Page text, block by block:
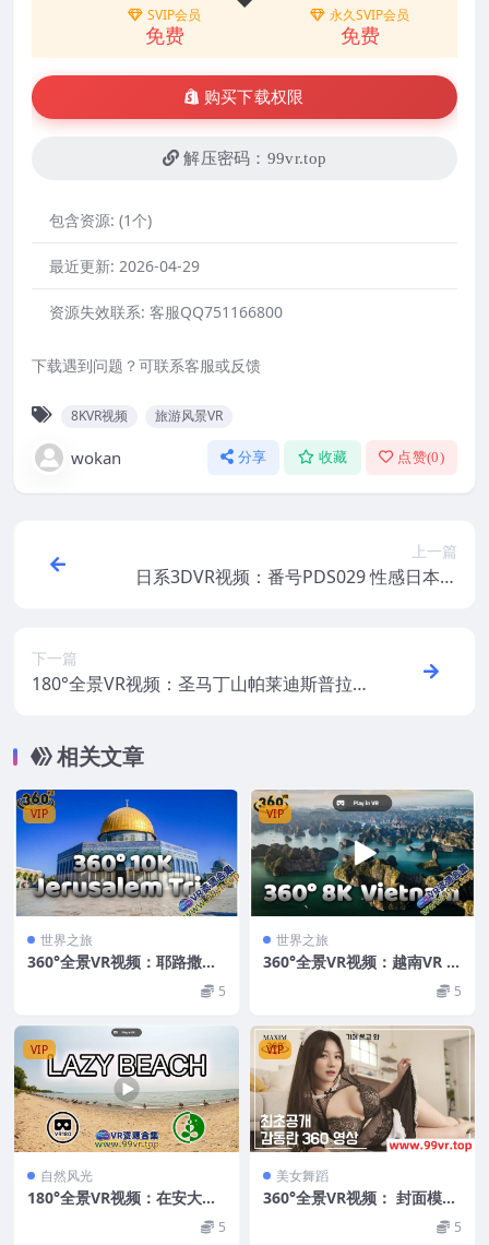
SVIP会员
免费
永久SVIP会员
免费
购买下载权限
解压密码：99vr.top
包含资源: (1个)
最近更新: 2026-04-29
资源失效联系: 客服QQ751166800
下载遇到问题？可联系客服或反馈
8KVR视频 旅游风景VR
wokan 分享 收藏 点赞(0)
上一篇
日系3DVR视频：番号PDS029 性感日本女
下一篇
180°全景VR视频：圣马丁山帕莱迪斯普拉迪
相关文章
VIP
世界之旅
360°全景VR视频：耶路撒冷
之旅VR vertエルサレム旅行
vert예루살렘여행vertJerus
alemTrip 超清8K 0522-06
5
VIP
世界之旅
360°全景VR视频：越南VR Vi
etnamvert베트남vertViệtN
amvert越南 超清8K 0522-0
4
5
VIP
自然风光
180°全景VR视频：在安大略
湖畔放松身心VR180加拿大鹅
5
VIP
美女舞蹈
360°全景VR视频： 封面模特
甘东兰写真拍摄现场360VR 5